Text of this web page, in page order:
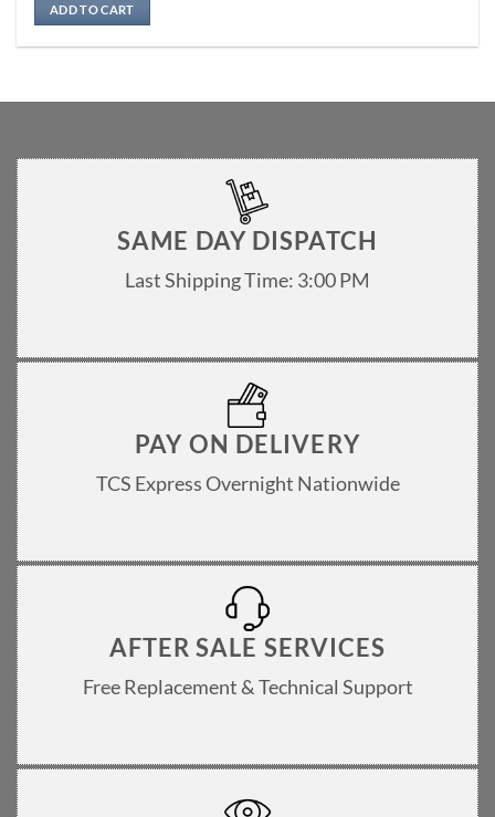
ADD TO CART
SAME DAY DISPATCH
Last Shipping Time: 3:00 PM
PAY ON DELIVERY
TCS Express Overnight Nationwide
AFTER SALE SERVICES
Free Replacement & Technical Support